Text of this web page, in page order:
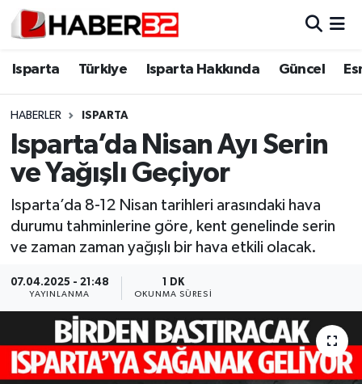
Isparta Türkiye Isparta Hakkında Güncel
HABERLER ISPARTA
Isparta’da Nisan Ayı Serin
ve Yağışlı Geçiyor
Isparta’da 8-12 Nisan tarihleri arasındaki hava
durumu tahminlerine göre, kent genelinde serin
ve zaman zaman yağışlı bir hava etkili olacak.
07.04.2025 - 21:48
YAYINLANMA
1 DK
OKUNMA SÜRESI
Isparta
Esnaf Diyor ki;
ASAYİŞ
BİLİM VE TEKNOLOJİ
GENEL
Güncel
Isparta Nöbetçi Eczaneler
Isparta Trafik Yoğunluk Haritası
Süper Lig Puan Durumu ve Fikstür
Tüm Manşetler
Haber Arşivi